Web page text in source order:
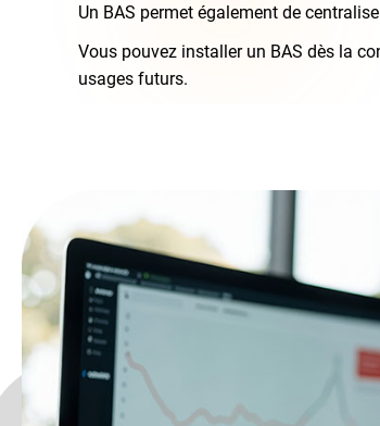
Un BAS permet également de
Vous pouvez installer un BAS dès la
usages futurs.